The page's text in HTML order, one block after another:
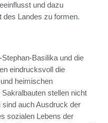
und dazu
des Landes zu formen.
Basilika und die
eindrucksvoll die
heimischen
stellen nicht
sind auch Ausdruck der
sozialen Lebens der